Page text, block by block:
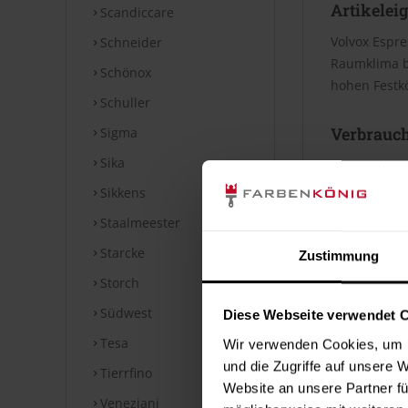
Zustimmung
Diese Webseite verwendet
Wir verwenden Cookies,
und die Zugriffe auf unsere
Website an unsere Partner
Scandiccare
Schneider
Schönox
Schuller
Sigma
Sika
Sikkens
Staalmeester
Starcke
Storch
Südwest
Tesa
Tierrfino
Veneziani
Volvox
Raumklima
hohen
Die
Bei diesen
⤓
Hinweise